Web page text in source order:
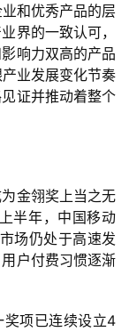
和优秀产品的层
界的一致认可，
响力双高的产品
业发展变化节奏
证并推动着整个
金翎奖上当之无
半年，中国移动
场仍处于高速发
户付费习惯逐渐
奖项已连续设立4